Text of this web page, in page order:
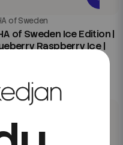
of Sweden
of Sweden Ice Edition |
Raspberry Ice |